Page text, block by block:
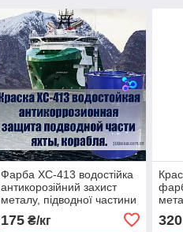
Фарба ХС-413 водостійка
антикорозійний захист
металу, підводної частини
яхти, річкового і морського
судна
175₴/кг 320